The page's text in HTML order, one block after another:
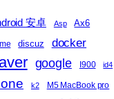
安卓 Asp Ax6
discuz docker
google I900 id4
k2 M5 MacBook pro